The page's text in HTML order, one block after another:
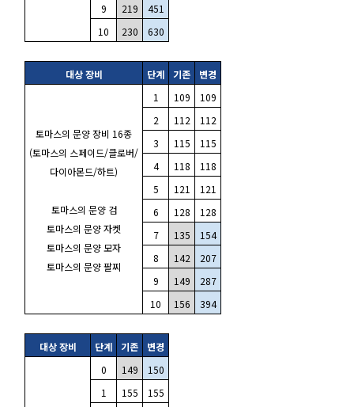
9
219
451
10
230 630
대상 장비 단계 기존 변경
토마스의 문양 장비 16종
(토마스의 스페이드/클로버/
다이아몬드/하트)
토마스의 문양 검
토마스의 문양 자켓
토마스의 문양 모자
토마스의 문양 팔찌
1 109
109
2
112
112
3
115
115
4
118
118
5
121
121
6
128
128
7
135
154
8
142
207
9
149
287
10
156 394
대상 장비 단계 기존 변경
0 149
150
1
155
155